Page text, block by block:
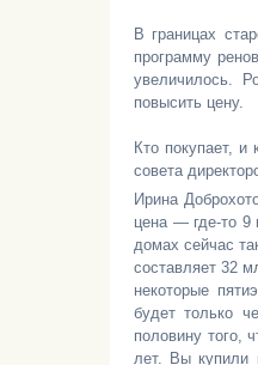
В границах
программу
увеличилось.
повысить цену.
Кто покупает,
совета
Ирина
цена — где-то 9
домах сейчас
составляет 32
некоторые
будет только
половину того,
лет. Вы купили